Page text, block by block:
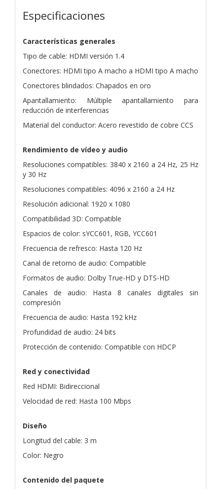
Especificaciones
Características generales
Tipo de cable: HDMI versión 1.4
Conectores: HDMI tipo A macho a HDMI tipo A macho
Conectores blindados: Chapados en oro
Apantallamiento: Múltiple apantallamiento para
reducción de interferencias
Material del conductor: Acero revestido de cobre CCS
Rendimiento de vídeo y audio
Resoluciones compatibles: 3840 x 2160 a 24 Hz, 25 Hz
y 30 Hz
Resoluciones compatibles: 4096 x 2160 a 24 Hz
Resolución adicional: 1920 x 1080
Compatibilidad 3D: Compatible
Espacios de color: sYCC601, RGB, YCC601
Frecuencia de refresco: Hasta 120 Hz
Canal de retorno de audio: Compatible
Formatos de audio: Dolby True-HD y DTS-HD
Canales de audio: Hasta 8 canales digitales sin
compresión
Frecuencia de audio: Hasta 192 kHz
Profundidad de audio: 24 bits
Protección de contenido: Compatible con HDCP
Red y conectividad
Red HDMI: Bidireccional
Velocidad de red: Hasta 100 Mbps
Diseño
Longitud del cable: 3 m
Color: Negro
Contenido del paquete